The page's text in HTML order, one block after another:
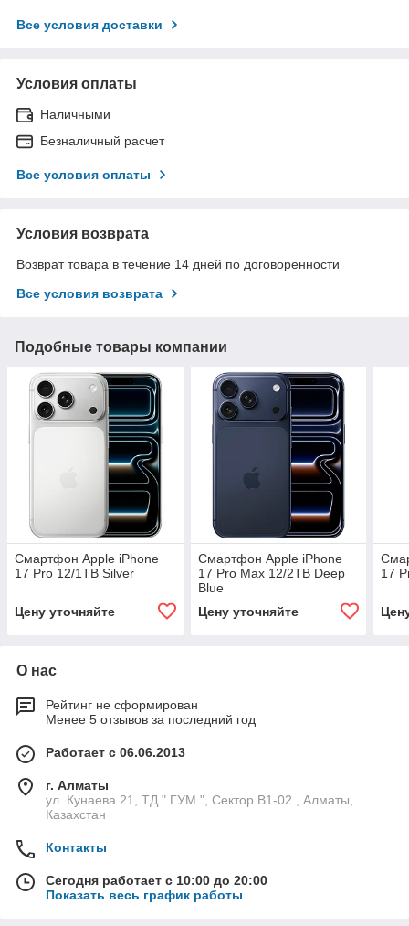
Все условия доставки
Условия оплаты
Наличными
Безналичный расчет
Все условия оплаты
Условия возврата
Возврат товара в течение 14 дней по договоренности
Все условия возврата
Подобные товары компании
Смартфон Apple iPhone
17 Pro 12/1TB Silver
Цену уточняйте
Смартфон Apple iPhone
17 Pro Max 12/2TB Deep
Blue
Цену уточняйте
17
О нас
Рейтинг не сформирован
Менее 5 отзывов за последний год
Работает с 06.06.2013
г. Алматы
ул. Кунаева 21, ТД " ГУМ ", Сектор В1-02., Алматы,
Казахстан
Контакты
Сегодня работает с 10:00 до 20:00
Показать весь график работы